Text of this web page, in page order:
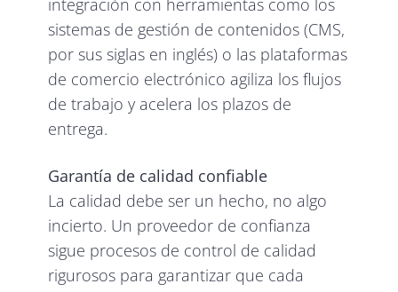
integración con herramientas como los
sistemas de gestión de contenidos (CMS,
por sus siglas en inglés) o las plataformas
de comercio electrónico agiliza los flujos
de trabajo y acelera los plazos de
entrega.
Garantía de calidad confiable
La calidad debe ser un hecho, no algo
incierto. Un proveedor de confianza
sigue procesos de control de calidad
rigurosos para garantizar que cada